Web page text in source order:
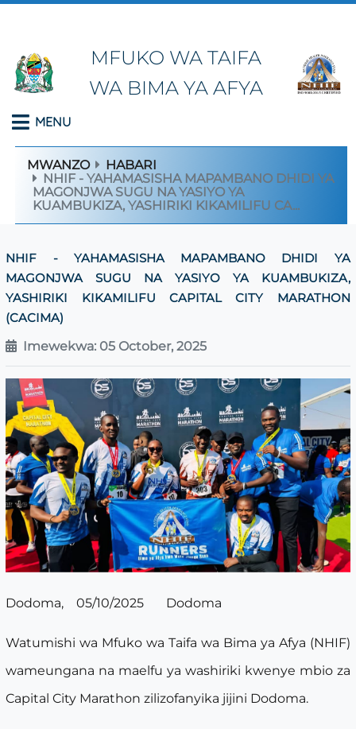
MFUKO WA TAIFA
WA BIMA YA AFYA
MENU
MWANZO
HABARI
NHIF - YAHAMASISHA MAPAMBANO DHIDI YA
MAGONJWA SUGU NA YASIYO YA
KUAMBUKIZA, YASHIRIKI KIKAMILIFU CA...
NHIF - YAHAMASISHA MAPAMBANO DHIDI YA
MAGONJWA SUGU NA YASIYO YA KUAMBUKIZA,
YASHIRIKI KIKAMILIFU CAPITAL CITY MARATHON
(CACIMA)
Imewekwa: 05 October, 2025
Dodoma, 05/10/2025 Dodoma
Watumishi wa Mfuko wa Taifa wa Bima ya Afya (NHIF)
wameungana na maelfu ya washiriki kwenye mbio za
Capital City Marathon zilizofanyika jijini Dodoma.